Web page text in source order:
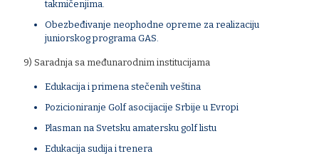
takmičenjima.
Obezbeđivanje neophodne opreme za realizaciju
juniorskog programa GAS.
9) Saradnja sa međunarodnim institucijama
Edukacija i primena stečenih veština
Pozicioniranje Golf asocijacije Srbije u Evropi
Plasman na Svetsku amatersku golf listu
Edukacija sudija i trenera